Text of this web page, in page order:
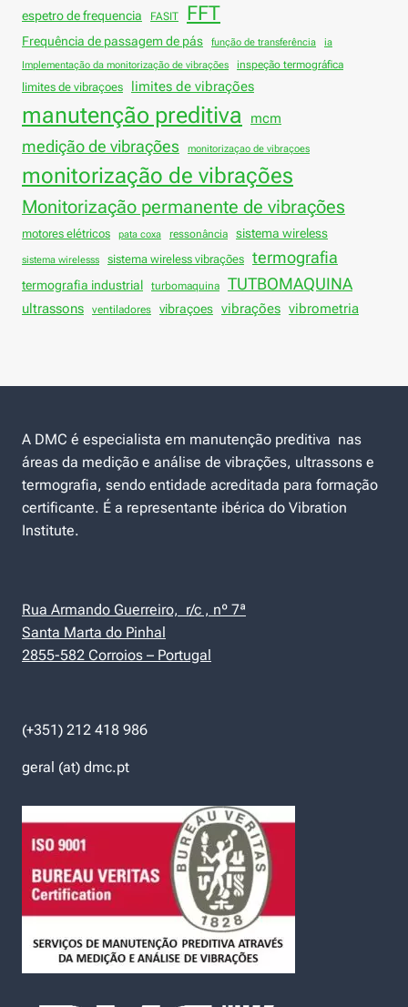
espetro de frequencia FASIT FFT
Frequência de passagem de pás função de transferência
ia
Implementação da monitorização de vibrações
inspeção termográfica
limites de vibraçoes limites de vibrações
manutenção preditiva mcm
medição de vibrações monitorizaçao de vibraçoes
monitorização de vibrações
Monitorização permanente de vibrações
motores elétricos pata coxa ressonância sistema wireless
sistema wirelesss sistema wireless vibrações termografia
termografia industrial turbomaquina TUTBOMAQUINA
ultrassons ventiladores vibraçoes vibrações vibrometria
A DMC é especialista em manutenção preditiva nas
áreas da medição e análise de vibrações, ultrassons e
termografia, sendo entidade acreditada para formação
certificante. É a representante ibérica do Vibration
Institute.
Rua Armando Guerreiro, r/c , nº 7ª
Santa Marta do Pinhal
2855-582 Corroios – Portugal
(+351) 212 418 986
geral (at) dmc.pt